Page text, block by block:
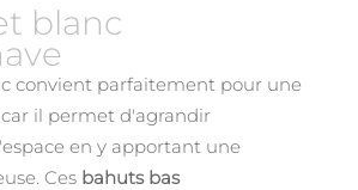
blanc
convient parfaitement pour une
il permet d'agrandir
en y apportant une
Ces bahuts bas